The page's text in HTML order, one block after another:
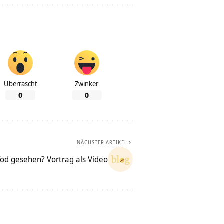
Überrascht
0
Zwinker
0
NÄCHSTER ARTIKEL
gesehen? Vortrag als Video